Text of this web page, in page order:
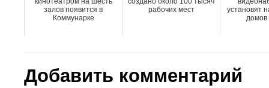
залов появится в
Коммунарке
рабочих мест
установят
Добавить комментарий